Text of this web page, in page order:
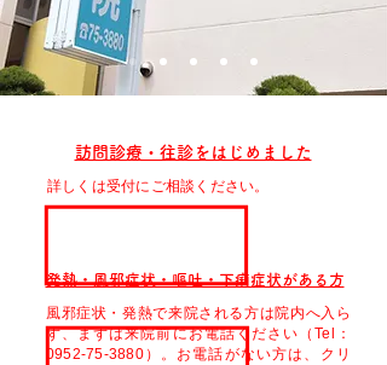
訪問診療・往診をはじめました
詳しくは受付にご相談ください。
風邪症状・発熱で来院される方は院内へ入ら
ず、まずは来院前にお電話ください（Tel：
0952-75-3880）。お電話がない方は、クリ
発熱・風邪症状・嘔吐・下痢症状がある方